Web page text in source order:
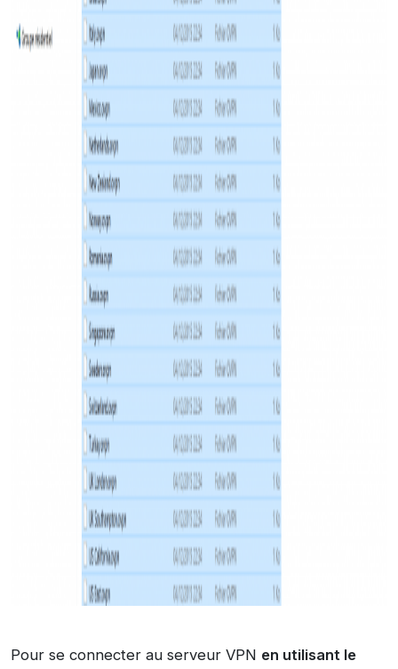
Pour se connecter au serveur VPN en utilisant le